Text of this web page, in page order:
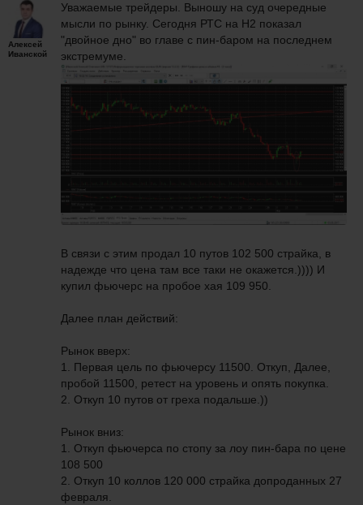
Алексей
Иванской
Уважаемые трейдеры. Выношу на суд очередные
мысли по рынку. Сегодня РТС на Н2 показал
"двойное дно" во главе с пин-баром на последнем
экстремуме.
В связи с этим продал 10 путов 102 500 страйка, в
надежде что цена там все таки не окажется.)))) И
купил фьючерс на пробое хая 109 950.
Далее план действий:
Рынок вверх:
1. Первая цель по фьючерсу 11500. Откуп, Далее,
пробой 11500, ретест на уровень и опять покупка.
2. Откуп 10 путов от греха подальше.))
Рынок вниз:
1. Откуп фьючерса по стопу за лоу пин-бара по цене
108 500
2. Откуп 10 коллов 120 000 страйка допроданных 27
февраля.